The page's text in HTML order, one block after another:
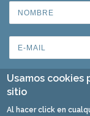
Usamos cookies
sitio
Al hacer click en